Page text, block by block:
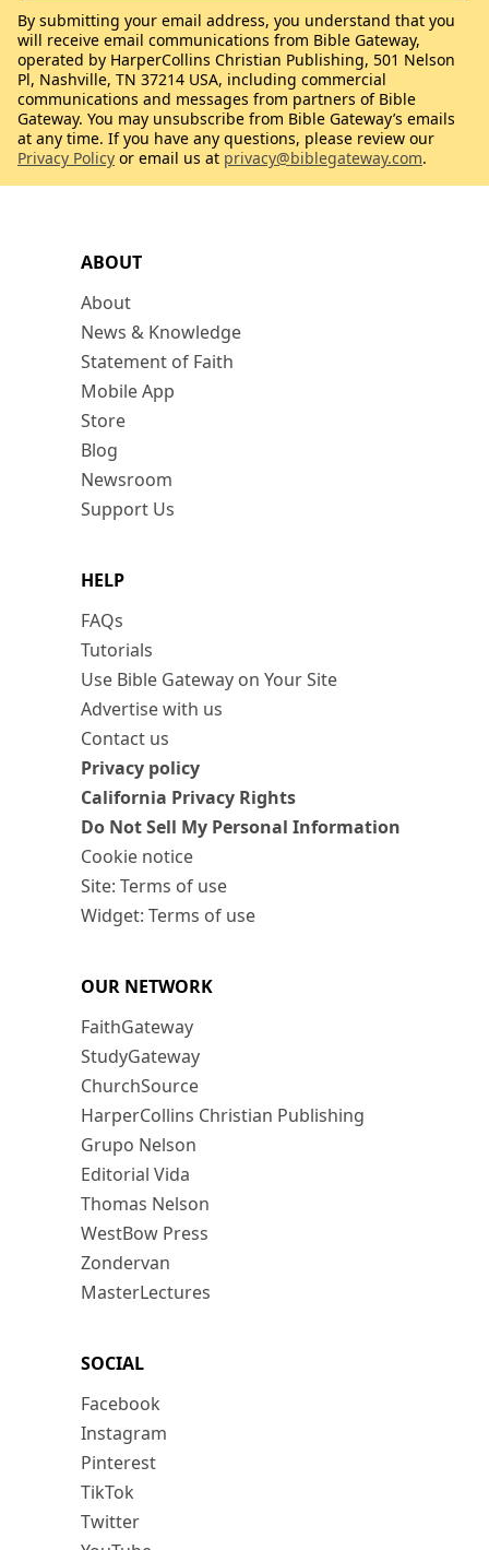
ABOUT
About
News & Knowledge
Statement of Faith
Mobile App
Store
Blog
Newsroom
Support Us
HELP
FAQs
Tutorials
Use Bible Gateway on Your Site
Advertise with us
Contact us
Privacy policy
California Privacy Rights
Do Not Sell My Personal Information
Cookie notice
Site: Terms of use
Widget: Terms of use
OUR NETWORK
FaithGateway
StudyGateway
ChurchSource
HarperCollins Christian Publishing
Grupo Nelson
Editorial Vida
Thomas Nelson
WestBow Press
Zondervan
MasterLectures
SOCIAL
Facebook
Instagram
Pinterest
TikTok
Twitter
By submitting your email address, you understand that you
will receive email communications from Bible Gateway,
operated by HarperCollins Christian Publishing, 501 Nelson
Pl, Nashville, TN 37214 USA, including commercial
communications and messages from partners of Bible
Gateway. You may unsubscribe from Bible Gateway’s emails
at any time. If you have any questions, please review our
Privacy Policy or email us at privacy@biblegateway.com.